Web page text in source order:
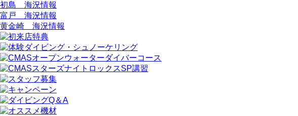
初島 海況情報
富戸 海況情報
黄金崎 海況情報